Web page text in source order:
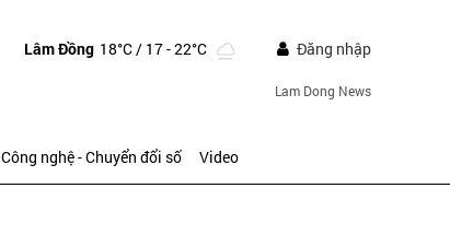
Lâm Đồng 18°C/ 17 - 22°C Đăng nhập
Lam Dong News
Công nghệ - Chuyển đổi số Video